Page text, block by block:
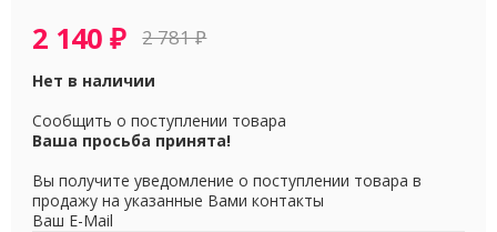
2 140₽ 2 781₽
Нет в наличии
Сообщить о поступлении товара
Ваша просьба принята!
Вы получите уведомление о поступлении товара в
продажу на указанные Вами контакты
Ваш E-Mail